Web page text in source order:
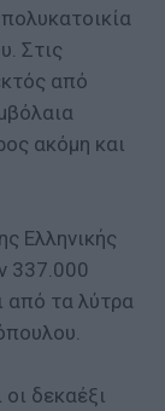
Στις
από
ακόμη και
Ελληνικής
337.000
από τα λύτρα
δεκαέξι